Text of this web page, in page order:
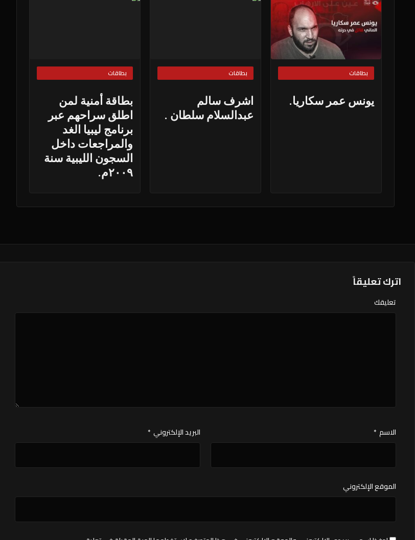
بطاقات
يونس عمر سكاريا.
بطاقات
اشرف سالم
عبدالسلام سلطان .
بطاقات
بطاقة أمنية لمن
اطلق سراحهم عبر
برنامج ليبيا الغد
والمراجعات داخل
السجون الليبية سنة
٢٠٠٩م.
اترك تعليقاً
تعليقك
الاسم * البريد الإلكتروني *
الموقع الإلكتروني